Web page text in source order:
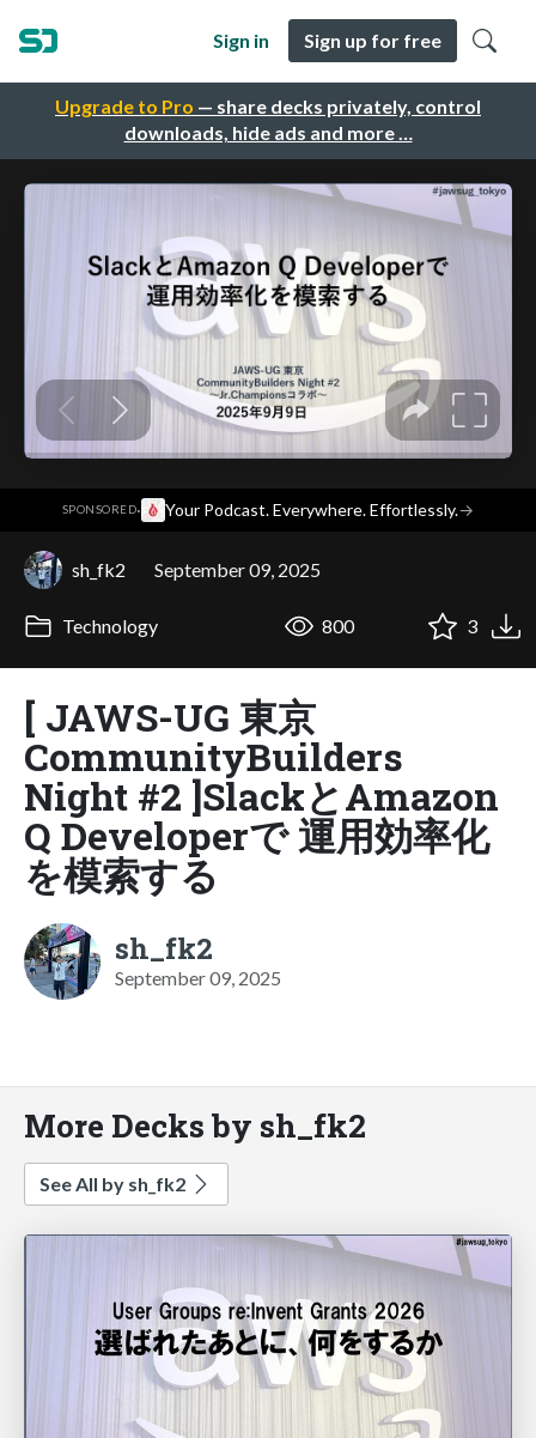
Upgrade to Pro — share decks privately, control
downloads, hide ads and more …
Sign in Sign up for free
SPONSORED· Your Podcast. Everywhere. Effortlessly.→
sh_fk2 September 09, 2025
Technology 800 3
[ JAWS-UG 東京
CommunityBuilders
Night #2 ]SlackとAmazon
Q Developerで 運用効率化
を模索する
sh_fk2
September 09, 2025
More Decks by sh_fk2
See All by sh_fk2